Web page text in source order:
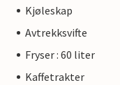
Kjøleskap
Avtrekksvifte
Fryser : 60 liter
Kaffetrakter